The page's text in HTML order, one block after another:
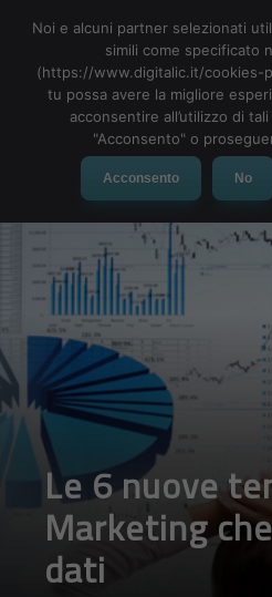
MENU
Le 6 nuove
Marketing
dati
Noi e alcuni partner selezionati
simili come specificato
(https://www.digitalic.it/cookies-
tu possa avere la migliore
acconsentire all’utilizzo di
"Acconsento" o
Acconsento No